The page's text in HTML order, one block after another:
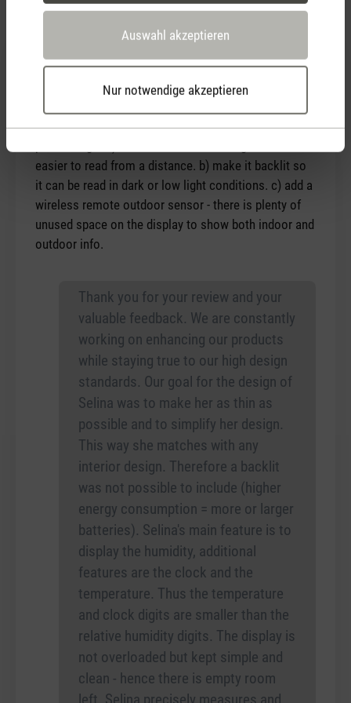
Auswahl akzeptieren
Nur notwendige akzeptieren
7. September 2015 00:00
Bewertung mit 3 von 5 Sternen
This looks very nice and I would be interested in
easier to read from a distance. b) make it backlit so
it can be read in dark or low light conditions. c) add a
wireless remote outdoor sensor - there is plenty of
unused space on the display to show both indoor and
outdoor info.
Thank you for your review and your
valuable feedback. We are constantly
working on enhancing our products
while staying true to our high design
standards. Our goal for the design of
Selina was to make her as thin as
possible and to simplify her design.
This way she matches with any
interior design. Therefore a backlit
was not possible to include (higher
energy consumption = more or larger
batteries). Selina's main feature is to
display the humidity, additional
features are the clock and the
temperature. Thus the temperature
and clock digits are smaller than the
relative humidity digits. The display is
not overloaded but kept simple and
clean - hence there is empty room
left. Selina precisely measures and